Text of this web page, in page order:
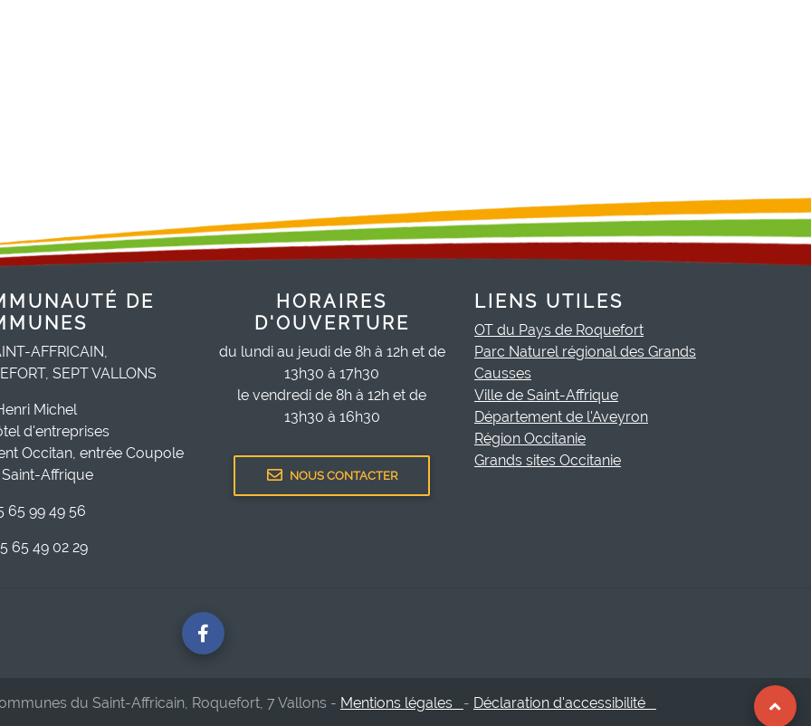
DE
AFFRICAIN,
SEPT VALLONS
Michel
d'entreprises
Occitan, entrée Coupole
Affrique
65 99 49 56
65 49 02 29
HORAIRES
D'OUVERTURE
du lundi au jeudi de 8h à 12h et de
13h30 à 17h30
le vendredi de 8h à 12h et de
13h30 à 16h30
NOUS CONTACTER
LIENS UTILES
OT du Pays de Roquefort
Parc Naturel régional des Grands
Causses
Ville de Saint-Affrique
Département de l'Aveyron
Région Occitanie
Grands sites Occitanie
du Saint-Affricain, Roquefort, 7 Vallons - Mentions légales - Déclaration d'accessibilité